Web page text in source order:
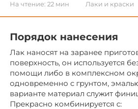
На чтение: 22 мин Лаки и краски
Порядок нанесения
Лак наносят на заранее
поверхность, он используется
помощи либо в комплексном
одновременно с грунтом,
варианте материал служит
Прекрасно комбинируется с: